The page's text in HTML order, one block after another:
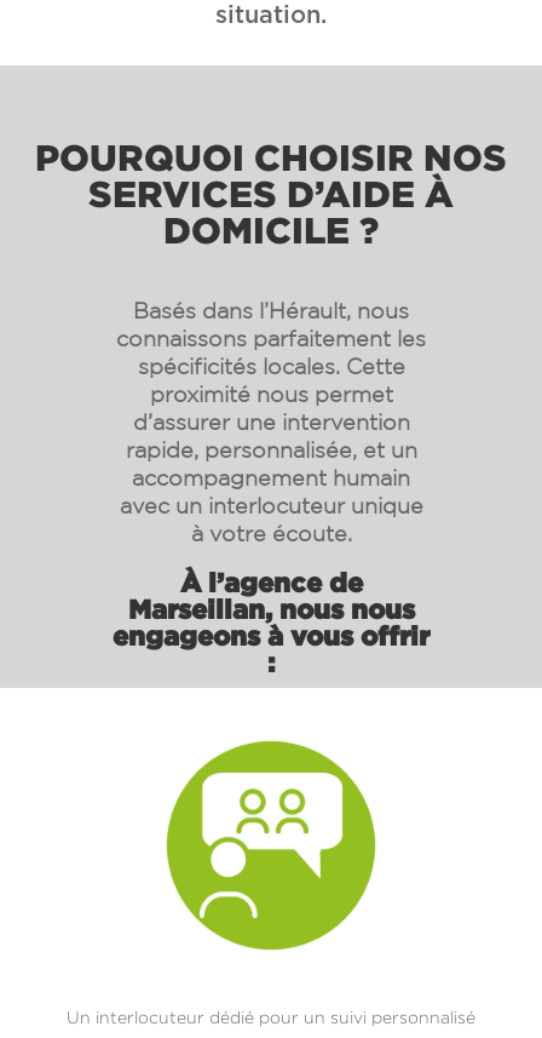
situation.
POURQUOI CHOISIR NOS
SERVICES D’AIDE À
DOMICILE ?
Basés dans l’Hérault, nous
connaissons parfaitement les
spécificités locales. Cette
proximité nous permet
d’assurer une intervention
rapide, personnalisée, et un
accompagnement humain
avec un interlocuteur unique
à votre écoute.
À l’agence de
Marseillan, nous nous
engageons à vous offrir
:
Un interlocuteur dédié pour un suivi personnalisé